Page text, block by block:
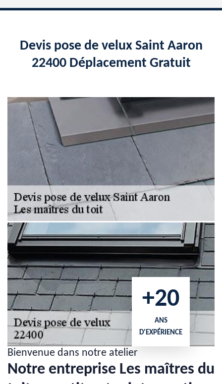
Devis pose de velux Saint Aaron
22400 Déplacement Gratuit
+20
ANS
D'EXPÉRIENCE
Bienvenue dans notre atelier
Notre entreprise Les maîtres du